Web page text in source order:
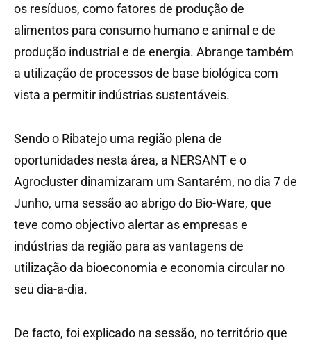
os resíduos, como fatores de produção de
alimentos para consumo humano e animal e de
produção industrial e de energia. Abrange também
a utilização de processos de base biológica com
vista a permitir indústrias sustentáveis.
Sendo o Ribatejo uma região plena de
oportunidades nesta área, a NERSANT e o
Agrocluster dinamizaram um Santarém, no dia 7 de
Junho, uma sessão ao abrigo do Bio-Ware, que
teve como objectivo alertar as empresas e
indústrias da região para as vantagens de
utilização da bioeconomia e economia circular no
seu dia-a-dia.
De facto, foi explicado na sessão, no território que